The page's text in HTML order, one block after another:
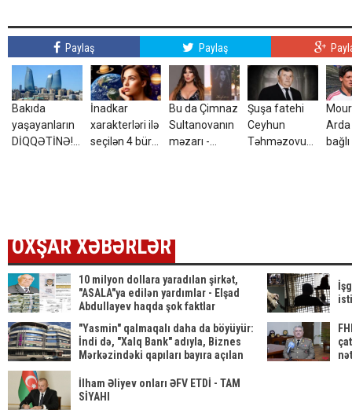
Paylaş Paylaş
Bakıda
yaşayanların
DİQQƏTİNƏ!7
İnadkar
xarakterləri ilə
seçilən 4 bürc:
Bu da Çimnaz
Sultanovanın
məzarı -
Şuşa fatehi
Ceyhun
Təhməzovun
Arda
OXŞAR XƏBƏRLƏR
10 milyon dollara yaradılan şirkət,
"ASALA"ya edilən yardımlar - Elşad
Abdullayev haqda şok faktlar
"Yasmin" qalmaqalı daha da böyüyür:
İndi də, "Xalq Bank" adıyla, Biznes
Mərkəzindəki qapıları bayıra açılan
başlarına oyun açılır
İlham Əliyev onları ƏFV ETDİ - TAM
SİYAHI